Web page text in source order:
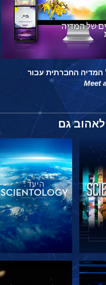
החברתית עבור
Meet
לאהוב גם